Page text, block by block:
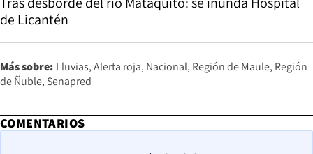
de Licantén
Más sobre: Lluvias Alerta roja Nacional Región de Maule Región
de Ñuble Senapred
COMENTARIOS